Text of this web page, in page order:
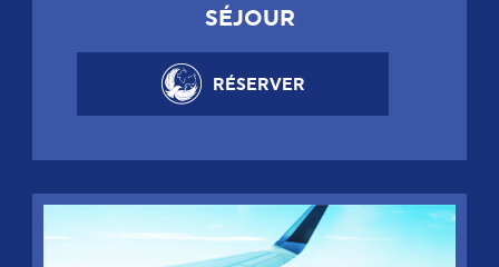
SÉJOUR
RÉSERVER